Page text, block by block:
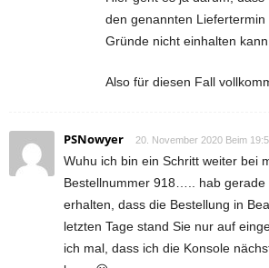
den genannten
Gründe nicht einhalten kann.
Also für diesen Fall
PSNowyer 20. November 2020 Beim
Wuhu ich bin ein Schritt weiter bei
Bestellnummer 918….. hab gerade
erhalten, dass die Bestellung in
letzten Tage stand Sie nur auf
ich mal, dass ich die Konsole